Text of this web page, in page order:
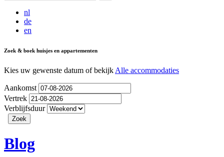
nl
de
en
Zoek & boek huisjes en appartementen
Kies uw gewenste datum of bekijk Alle accommodaties
Aankomst
Vertrek
Verblijfsduur
Blog